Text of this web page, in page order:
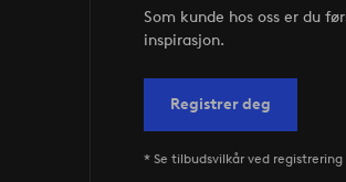
Som kunde hos oss er du
inspirasjon.
Registrer deg
* Se tilbudsvilkår ved registrering